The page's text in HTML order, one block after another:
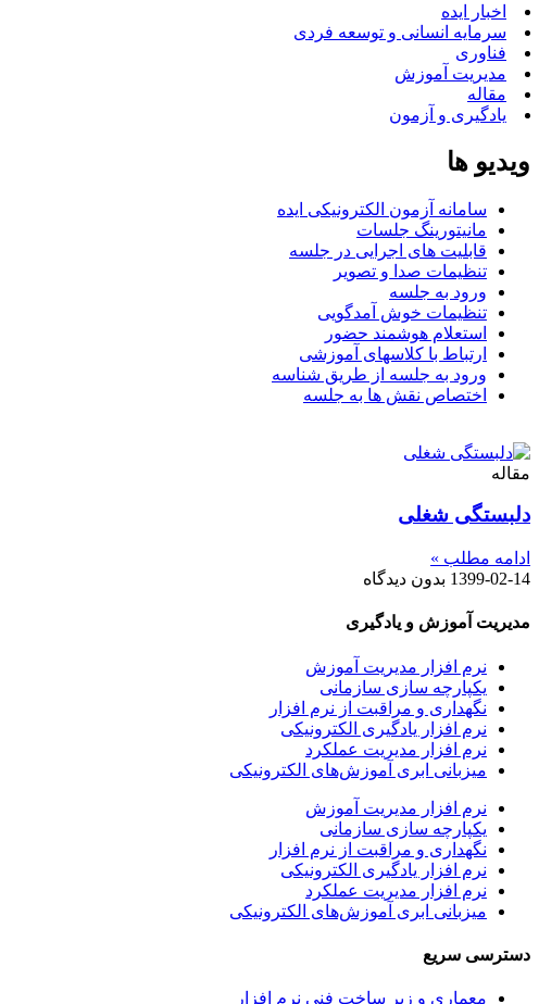
اخبار ایده
سرمایه انسانی و توسعه فردی
فناوری
مدیریت آموزش
مقاله
یادگیری و آزمون
ویدیو ها
سامانه آزمون الکترونیکی ایده
مانیتورینگ جلسات
قابلیت های اجرایی در جلسه
تنظیمات صدا و تصویر
ورود به جلسه
تنظیمات خوش آمدگویی
استعلام هوشمند حضور
ارتباط با کلاسهای آموزشی
ورود به جلسه از طریق شناسه
اختصاص نقش ها به جلسه
مقاله
دلبستگی شغلی
ادامه مطلب »
1399-02-14 بدون دیدگاه
مدیریت آموزش و یادگیری
نرم افزار مدیریت آموزش
یکپارچه سازی سازمانی
نگهداری و مراقبت از نرم افزار
نرم افزار یادگیری الکترونیکی
نرم افزار مدیریت عملکرد
میزبانی ابری آموزش‌های الکترونیکی
نرم افزار مدیریت آموزش
یکپارچه سازی سازمانی
نگهداری و مراقبت از نرم افزار
نرم افزار یادگیری الکترونیکی
نرم افزار مدیریت عملکرد
میزبانی ابری آموزش‌های الکترونیکی
دسترسی سریع
معماری و زیر ساخت فنی نرم افزار